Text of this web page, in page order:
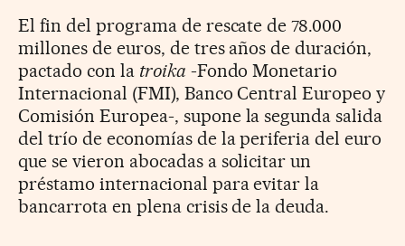
El fin del programa de rescate de 78.000
millones de euros, de tres años de duración,
pactado con la troika -Fondo Monetario
Internacional (FMI), Banco Central Europeo y
Comisión Europea-, supone la segunda salida
del trío de economías de la periferia del euro
que se vieron abocadas a solicitar un
préstamo internacional para evitar la
bancarrota en plena crisis de la deuda.